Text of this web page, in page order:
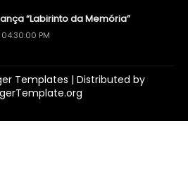
“Labirinto da Memória”
PM
Templates | Distributed by